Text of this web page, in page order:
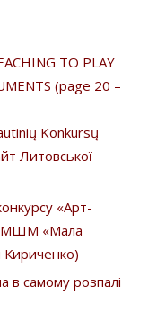
TO PLAY
(page 20 –
Konkursų
Литовської
«Арт-
МШМ «Мала
Кириченко)
в самому розпалі